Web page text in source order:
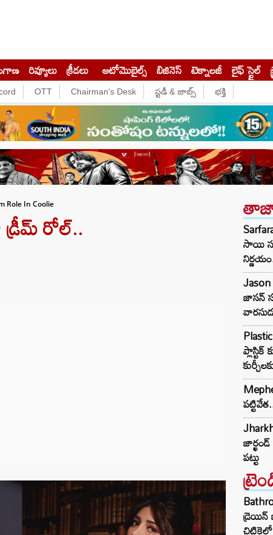
రివ్యూలు క్రీడలు ఆటోమొబైల్స్ బిజినెస్‌ టెక్నాలజీ లైఫ్ స్టైల్
OTT Chairman's Desk స్టడీ & జాబ్స్ భక్తి
Role In Coolie
రోల్.. సాయి
Jason
జాసన్
జార్ఖండ్
పట్టు
చిటికెలో